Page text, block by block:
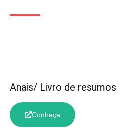
Anais/ Livro de resumos
Conheça